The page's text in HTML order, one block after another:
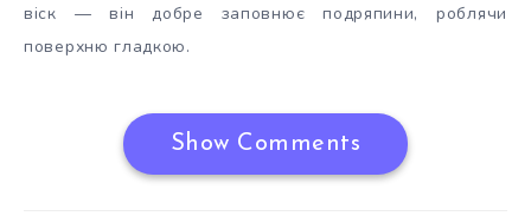
віск — він добре заповнює подряпини, роблячи
поверхню гладкою.
Show Comments